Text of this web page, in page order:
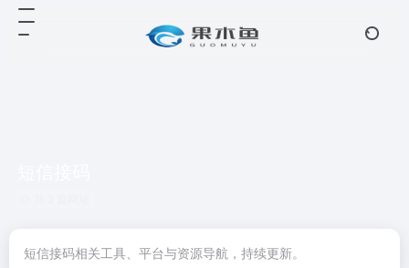
短信接码相关工具、平台与资源导航，持续更新。